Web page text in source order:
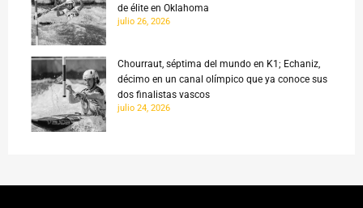
de élite en Oklahoma
julio 26, 2026
Chourraut, séptima del mundo en K1; Echaniz,
décimo en un canal olímpico que ya conoce sus
dos finalistas vascos
julio 24, 2026